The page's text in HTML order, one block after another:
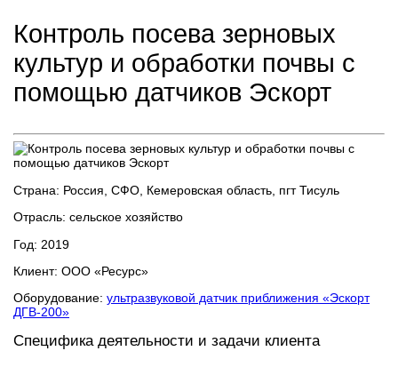
Контроль посева зерновых
культур и обработки почвы с
помощью датчиков Эскорт
Страна: Россия, СФО, Кемеровская область, пгт Тисуль
Отрасль: cельское хозяйство
Год: 2019
Клиент: ООО «Ресурс»
Оборудование: ультразвуковой датчик приближения «Эскорт
ДГВ-200»
Специфика деятельности и задачи клиента